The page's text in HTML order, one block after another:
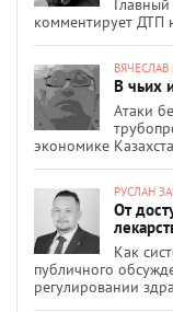
комментирует ДТП
В чьих
Атаки
экономике
РУСЛАН
От
Как
публичного
регулировании